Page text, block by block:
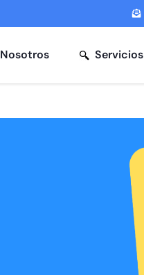
Nosotros Servicios